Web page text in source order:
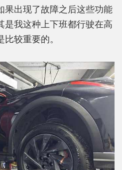
果出现了故障之后这些功能
是我这种上下班都行驶在高
较重要的。